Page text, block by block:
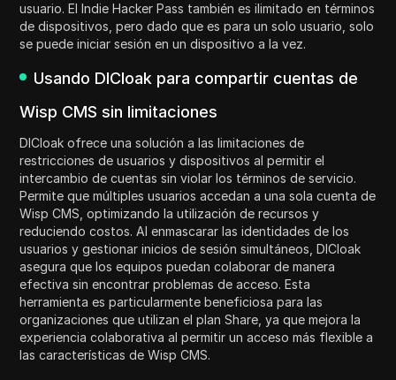
usuario. El Indie Hacker Pass también es ilimitado en términos
de dispositivos, pero dado que es para un solo usuario, solo
se puede iniciar sesión en un dispositivo a la vez.
Usando DICloak para compartir cuentas de
Wisp CMS sin limitaciones
DICloak ofrece una solución a las limitaciones de
restricciones de usuarios y dispositivos al permitir el
intercambio de cuentas sin violar los términos de servicio.
Permite que múltiples usuarios accedan a una sola cuenta de
Wisp CMS, optimizando la utilización de recursos y
reduciendo costos. Al enmascarar las identidades de los
usuarios y gestionar inicios de sesión simultáneos, DICloak
asegura que los equipos puedan colaborar de manera
efectiva sin encontrar problemas de acceso. Esta
herramienta es particularmente beneficiosa para las
organizaciones que utilizan el plan Share, ya que mejora la
experiencia colaborativa al permitir un acceso más flexible a
las características de Wisp CMS.